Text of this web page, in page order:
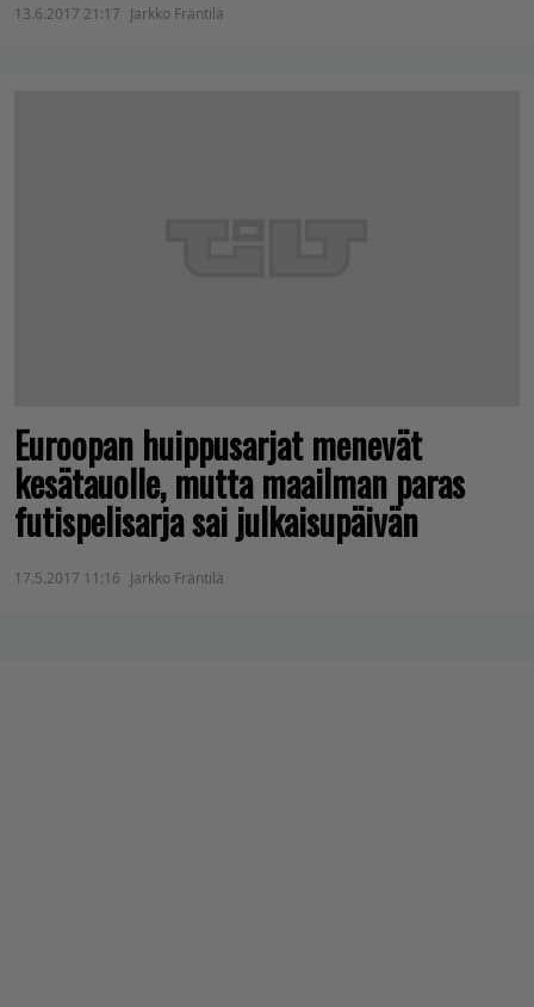
13.6.2017 21:17 Jarkko Fräntilä
Euroopan huippusarjat menevät
kesätauolle, mutta maailman paras
futispelisarja sai julkaisupäivän
17.5.2017 11:16 Jarkko Fräntilä